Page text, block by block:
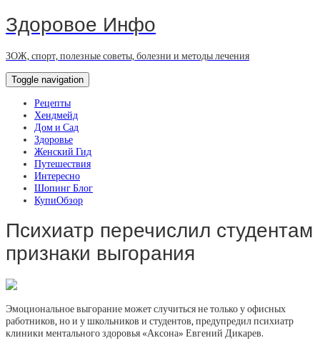
Здоровое Инфо
ЗОЖ, спорт, полезные советы, болезни и методы лечения
Toggle navigation
Рецепты
Хендмейд
Дом и Сад
Здоровье
Женский Гид
Путешествия
Интересно
Шопинг Блог
КупиОбзор
Психиатр перечислил студентам
признаки выгорания
Эмоциональное выгорание может случиться не только у офисных
работников, но и у школьников и студентов, предупредил психиатр
клиники ментального здоровья «Аксона» Евгений Дикарев.